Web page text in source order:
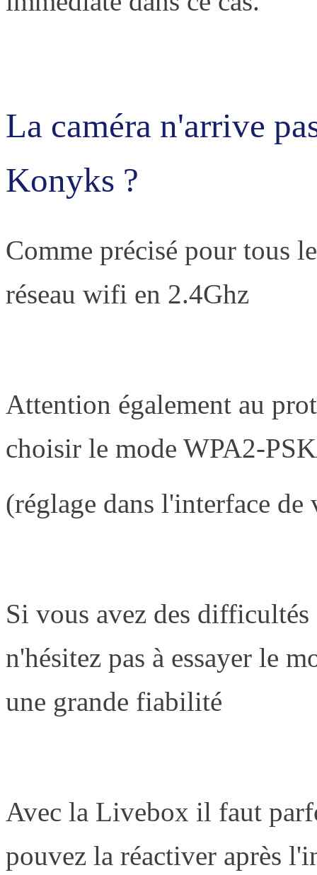
La caméra n'arrive
Konyks ?
Comme précisé pour tous
réseau wifi en 2.4Ghz
Attention également au
choisir le mode WPA2-
(réglage dans l'interface
Si vous avez des
n'hésitez pas à essayer le
une grande fiabilité
Avec la Livebox il faut
pouvez la réactiver après